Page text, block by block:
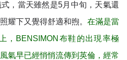
，當天雖然是5月中旬，天氣還
耀下又覺得舒適和煦。 在滿是當
，BENSIMON布鞋的出現率極
氣早已經悄悄流傳到英倫，經常